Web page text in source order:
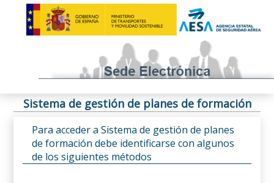
Sistema de gestión de planes de formación
Para acceder a Sistema de gestión de planes
de formación debe identificarse con algunos
de los siguientes métodos